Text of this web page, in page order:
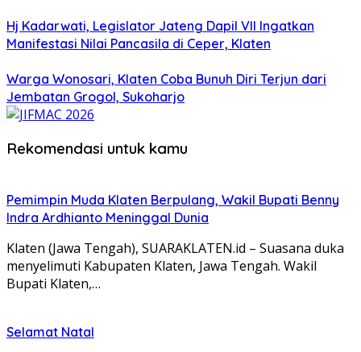
Hj Kadarwati, Legislator Jateng Dapil VII Ingatkan
Manifestasi Nilai Pancasila di Ceper, Klaten
Warga Wonosari, Klaten Coba Bunuh Diri Terjun dari
Jembatan Grogol, Sukoharjo
Rekomendasi untuk kamu
Pemimpin Muda Klaten Berpulang, Wakil Bupati Benny
Indra Ardhianto Meninggal Dunia
Klaten (Jawa Tengah), SUARAKLATEN.id – Suasana duka
menyelimuti Kabupaten Klaten, Jawa Tengah. Wakil
Bupati Klaten,…
Selamat Natal